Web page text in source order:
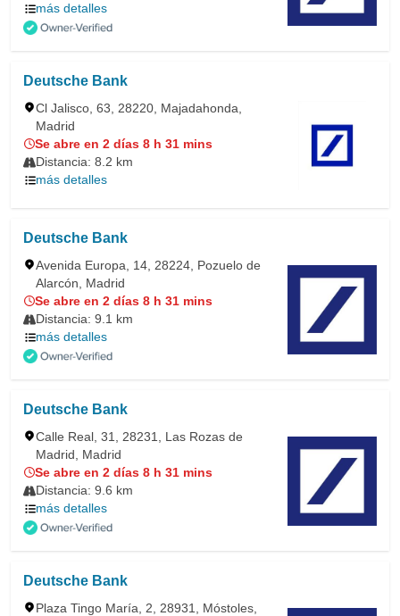
más detalles
Deutsche Bank
Cl Jalisco, 63, 28220, Majadahonda,
Madrid
Se abre en 2 días 8 h 31 mins
Distancia: 8.2 km
más detalles
Deutsche Bank
Avenida Europa, 14, 28224, Pozuelo de
Alarcón, Madrid
Se abre en 2 días 8 h 31 mins
Distancia: 9.1 km
más detalles
Deutsche Bank
Calle Real, 31, 28231, Las Rozas de
Madrid, Madrid
Se abre en 2 días 8 h 31 mins
Distancia: 9.6 km
más detalles
Deutsche Bank
Plaza Tingo María, 2, 28931, Móstoles,